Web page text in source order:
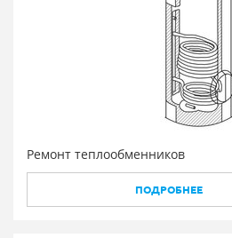
Ремонт теплообменников
ПОДРОБНЕЕ